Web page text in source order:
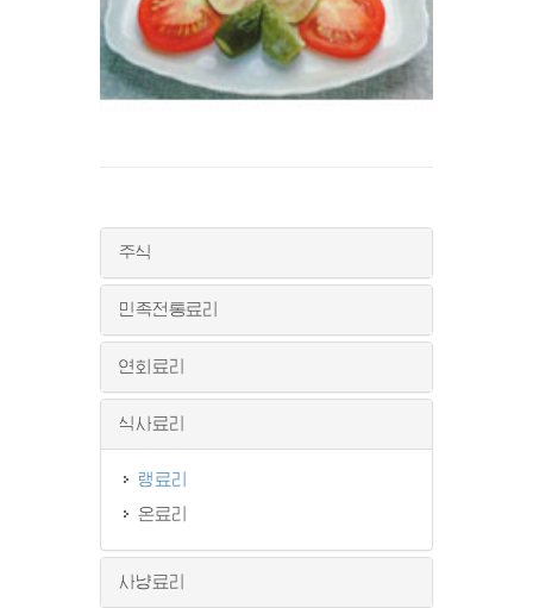
주식
민족전통료리
연회료리
식사료리
랭료리
온료리
사냥료리